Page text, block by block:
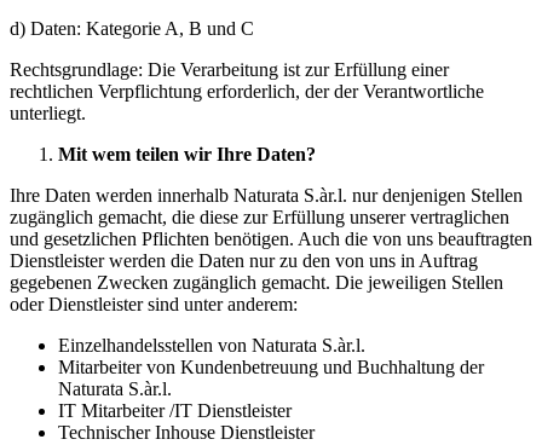
d) Daten: Kategorie A, B und C
Rechtsgrundlage: Die Verarbeitung ist zur Erfüllung einer
rechtlichen Verpflichtung erforderlich, der der Verantwortliche
unterliegt.
Mit wem teilen wir Ihre Daten?
Ihre Daten werden innerhalb Naturata S.àr.l. nur denjenigen Stellen
zugänglich gemacht, die diese zur Erfüllung unserer vertraglichen
und gesetzlichen Pflichten benötigen. Auch die von uns beauftragten
Dienstleister werden die Daten nur zu den von uns in Auftrag
gegebenen Zwecken zugänglich gemacht. Die jeweiligen Stellen
oder Dienstleister sind unter anderem:
Einzelhandelsstellen von Naturata S.àr.l.
Mitarbeiter von Kundenbetreuung und Buchhaltung der
Naturata S.àr.l.
IT Mitarbeiter /IT Dienstleister
Technischer Inhouse Dienstleister